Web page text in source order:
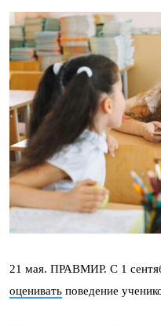
21 мая. ПРАВМИР. С 1
оценивать поведение